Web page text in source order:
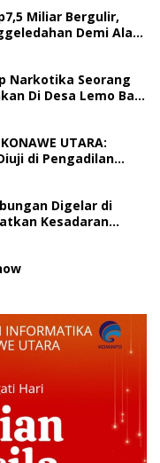
Miliar Bergulir,
Demi Alat
Narkotika Seorang
Di Desa Lemo Bajo
UTARA:
di Pengadilan
Digelar di
Kesadaran